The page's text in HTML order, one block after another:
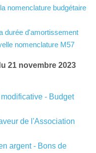
nomenclature budgétaire
durée d'amortissement
nomenclature M57
21 novembre 2023
- Budget
de l'Association
argent - Bons de